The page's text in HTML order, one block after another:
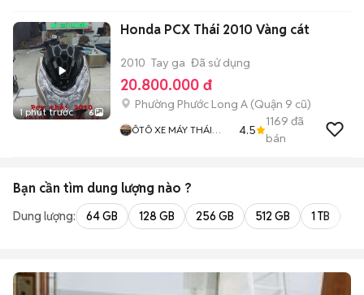
1 phút trước 6
Honda PCX Thái 2010 Vàng cát
2010 Tay ga Đã sử dụng
20.800.000 đ
Phường Phước Long A (Quận 9 cũ)
ÔTÔ XE MÁY THÁI
4.5
1169 đã
bán
Bạn cần tìm dung lượng nào ?
Dung lượng: 64 GB 128 GB 256 GB 512 GB 1 TB